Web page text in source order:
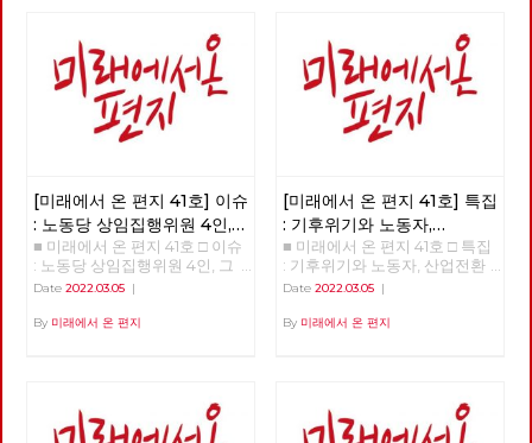
세를 규정하는 네 가지 요인 □
사람 : 청소년을 활동가로, 운동
기획자 고유미 □ 도서 : 그건 내
건데 - 기본소득, 모두가 차별없
이 찾아야 할 권리 □ 영화 : 이미
예정되어 있던 비극의 반복 - 나
[미래에서 온 편지 41호] 이슈
: 노동당 상임집행위원 4인,
그들은 누구인가?
■ 미래에서 온 편지 41호 □ 이슈
: 노동당 상임집행위원 4인, 그
들은 누구인가? >>>>>> 업로드
Date 2022.03.05 |
By 미래에서 온 편지
[미래에서 온 편지 41호] 특집
: 기후위기와 노동자,
산업전환을 넘어
체제전환으로
■ 미래에서 온 편지 41호 □ 특집
: 기후위기와 노동자, 산업전환
을 넘어 체제전환으로 >>>>>>
Date 2022.03.05|
By 미래에서 온 편지